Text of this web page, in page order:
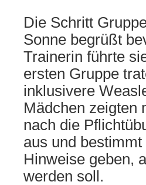
Die Schritt
Sonne begrüßt
Trainerin führte
ersten Gruppe
inklusivere
Mädchen zeigten
nach die
aus und
Hinweise geben,
werden soll.